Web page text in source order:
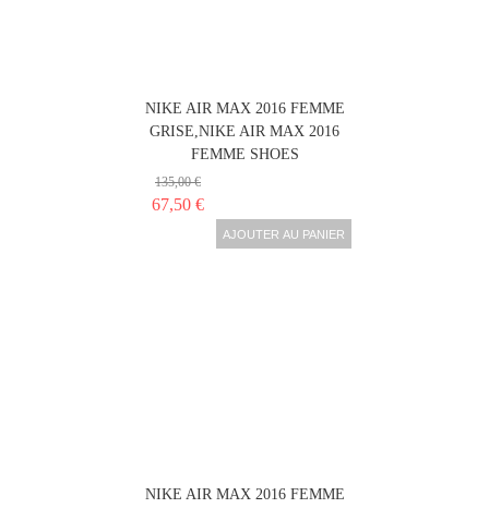
NIKE AIR MAX 2016 FEMME
GRISE,NIKE AIR MAX 2016
FEMME SHOES
135,00 €
67,50 €
AJOUTER AU PANIER
NIKE AIR MAX 2016 FEMME